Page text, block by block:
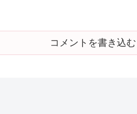
コメントを書き込む